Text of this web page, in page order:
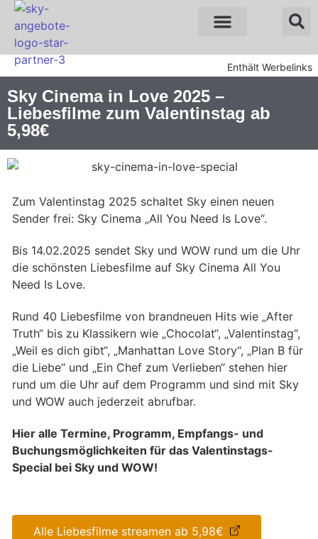
Enthält Werbelinks
Sky Cinema in Love 2025 –
Liebesfilme zum Valentinstag ab
5,98€
Zum Valentinstag 2025 schaltet Sky einen neuen
Sender frei: Sky Cinema „All You Need Is Love“.
Bis 14.02.2025 sendet Sky und WOW rund um die Uhr
die schönsten Liebesfilme auf Sky Cinema All You
Need Is Love.
Rund 40 Liebesfilme von brandneuen Hits wie „After
Truth“ bis zu Klassikern wie „Chocolat“, „Valentinstag“,
„Weil es dich gibt“, „Manhattan Love Story“, „Plan B für
die Liebe“ und „Ein Chef zum Verlieben“ stehen hier
rund um die Uhr auf dem Programm und sind mit Sky
und WOW auch jederzeit abrufbar.
Hier alle Termine, Programm, Empfangs- und
Buchungsmöglichkeiten für das Valentinstags-
Special bei Sky und WOW!
Alle Liebesfilme streamen ab 5,98€